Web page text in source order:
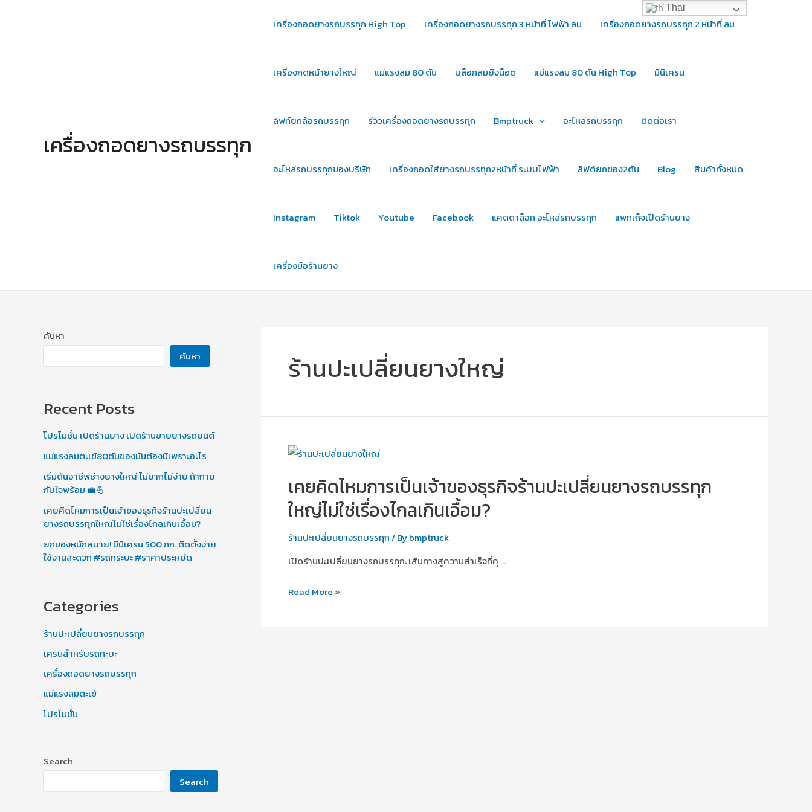
เครื่องถอดยางรถบรรทุก
เครื่องถอดยางรถบรรทุก High Top เครื่องถอดยางรถบรรทุก 3 หน้าที่ ไฟฟ้า ลม เครื่องถอดยางรถบรรทุก 2 หน้าที่ ลม
เครื่องกดหน้ายางใหญ่ แม่แรงลม 80 ตัน บล็อกลมยิงน็อต แม่แรงลม 80 ตัน High Top มินิเครน
ลิฟท์ยกล้อรถบรรทุก รีวิวเครื่องถอดยางรถบรรทุก Bmptruck อะไหล่รถบรรทุก ติดต่อเรา
อะไหล่รถบรรทุกของบริษัท เครื่องถอดใส่ยางรถบรรทุก2หน้าที่ ระบบไฟฟ้า ลิฟต์ยกของ2ตัน Blog สินค้าทั้งหมด
Instagram Tiktok Youtube Facebook แคตตาล็อก อะไหล่รถบรรทุก แพกเก็จเปิดร้านยาง
เครื่องมือร้านยาง
ค้นหา
ค้นหา
Recent Posts
โปรโมชั่น เปิดร้านยาง เปิดร้านขายยางรถยนต์
แม่แรงลมตะเข้80ตันของมันต้องมีเพราะอะไร
เริ่มต้นอาชีพช่างยางใหญ่ ไม่ยากไม่ง่าย ถ้ากาย
กับใจพร้อม 💼💪
เคยคิดไหมการเป็นเจ้าของธุรกิจร้านปะเปลี่ยน
ยางรถบรรทุกใหญ่ไม่ใช่เรื่องไกลเกินเอื้อม?
ยกของหนักสบาย! มินิเครน 500 กก. ติดตั้งง่าย
ใช้งานสะดวก #รถกระบะ #ราคาประหยัด
Categories
ร้านปะเปลี่ยนยางรถบรรทุก
เครนสำหรับรถกะบะ
เครื่องถอดยางรถบรรทุก
แม่แรงลมตะเข้
โปรโมชั่น
Search
Search
ร้านปะเปลี่ยนยางใหญ่
เคยคิดไหมการเป็นเจ้าของธุรกิจร้านปะเปลี่ยนยางรถบรรทุก
ใหญ่ไม่ใช่เรื่องไกลเกินเอื้อม?
ร้านปะเปลี่ยนยางรถบรรทุก/ Bybmptruck
เปิดร้านปะเปลี่ยนยางรถบรรทุก: เส้นทางสู่ความสำเร็จที่คุ …
เคย
Read More »
Thai